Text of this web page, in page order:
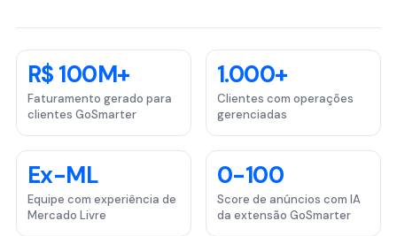
R$ 100M+
Faturamento gerado para
clientes GoSmarter
1.000+
Clientes com operações
gerenciadas
Ex-ML
Equipe com experiência de
Mercado Livre
0-100
Score de anúncios com IA
da extensão GoSmarter